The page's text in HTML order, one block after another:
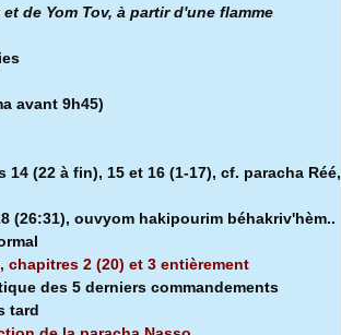
de Yom Tov, à partir d'une flamme
avant 9h45)
14 (22 à fin), 15 et 16 (1-17), cf. paracha Réé,
(26:31), ouvyom hakipourim béhakriv'hèm..
2 (20) et 3 entièrement
des 5 derniers commandements
tard